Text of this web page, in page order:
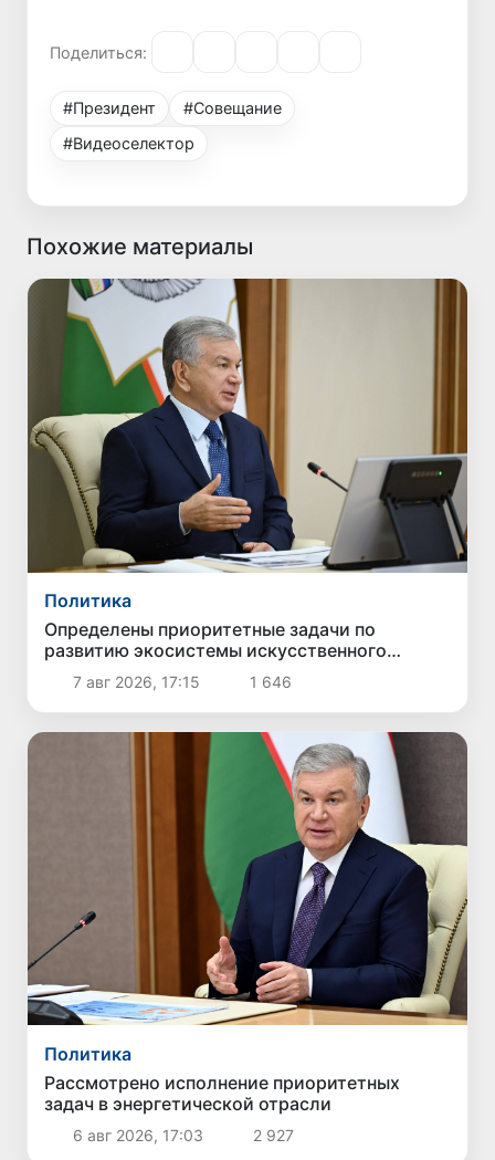
Поделиться:
#Президент
#Совещание
#Видеоселектор
Похожие материалы
Политика
Определены приоритетные задачи по
развитию экосистемы искусственного
интеллекта
7 авг 2026, 17:15 1 646
Политика
Рассмотрено исполнение приоритетных
задач в энергетической отрасли
6 авг 2026, 17:03 2 927